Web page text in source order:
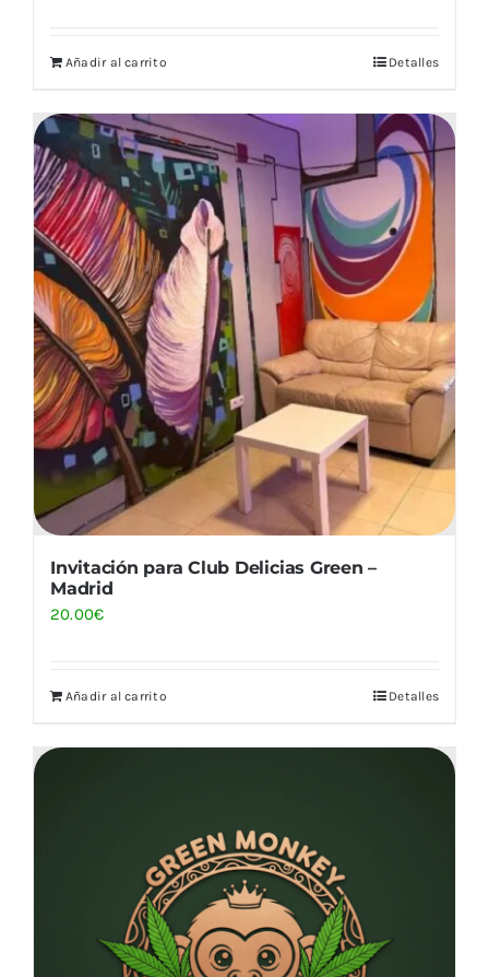
Añadir al carrito Detalles
Invitación para Club Delicias Green –
Madrid
20.00€
Añadir al carrito Detalles